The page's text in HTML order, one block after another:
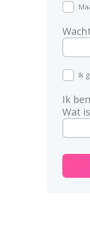
Ik
Ik
Wat